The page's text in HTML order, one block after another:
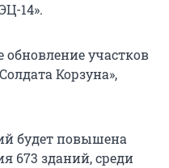
14».
обновление участков
Корзуна»,
будет повышена
673 зданий, среди